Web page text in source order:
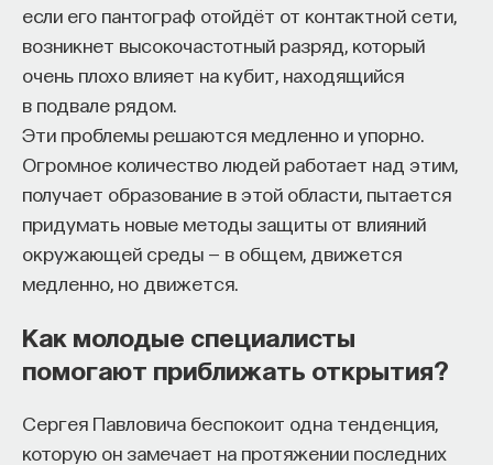
если его пантограф отойдёт от контактной сети,
возникнет высокочастотный разряд, который
очень плохо влияет на кубит, находящийся
в подвале рядом.
Эти проблемы решаются медленно и упорно.
Огромное количество людей работает над этим,
получает образование в этой области, пытается
придумать новые методы защиты от влияний
окружающей среды — в общем, движется
медленно, но движется.
Как молодые специалисты
помогают приближать открытия?
Сергея Павловича беспокоит одна тенденция,
которую он замечает на протяжении последних